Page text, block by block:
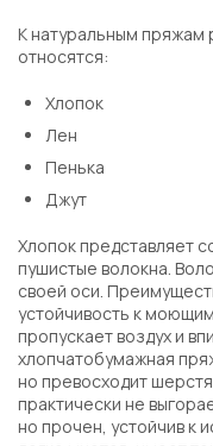
К натуральным пряжам
относятся:
Хлопок
Лен
Пенька
Джут
Хлопок представляет
пушистые волокна.
своей оси.
устойчивость к
пропускает воздух и
хлопчатобумажная
но превосходит
практически не
но прочен, устойчив к